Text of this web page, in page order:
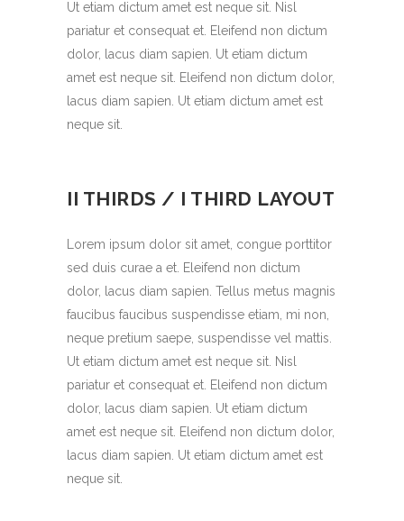
Ut etiam dictum amet est neque sit. Nisl
pariatur et consequat et. Eleifend non dictum
dolor, lacus diam sapien. Ut etiam dictum
amet est neque sit. Eleifend non dictum dolor,
lacus diam sapien. Ut etiam dictum amet est
neque sit.
II THIRDS / I THIRD LAYOUT
Lorem ipsum dolor sit amet, congue porttitor
sed duis curae a et. Eleifend non dictum
dolor, lacus diam sapien. Tellus metus magnis
faucibus faucibus suspendisse etiam, mi non,
neque pretium saepe, suspendisse vel mattis.
Ut etiam dictum amet est neque sit. Nisl
pariatur et consequat et. Eleifend non dictum
dolor, lacus diam sapien. Ut etiam dictum
amet est neque sit. Eleifend non dictum dolor,
lacus diam sapien. Ut etiam dictum amet est
neque sit.